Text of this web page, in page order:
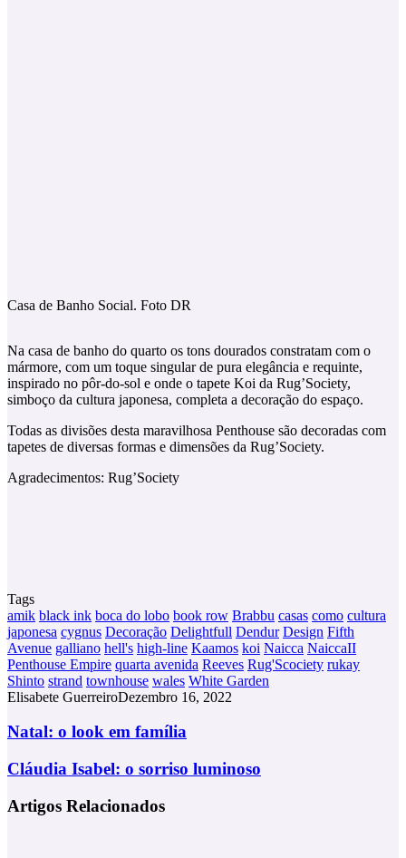
Casa de Banho Social. Foto DR
Na casa de banho do quarto os tons dourados constratam com o
mármore, com um toque singular de pura elegância e requinte,
inspirado no pôr-do-sol e onde o tapete Koi da Rug’Society,
simboço da cultura japonesa, completa a decoração do espaço.
Todas as divisões desta maravilhosa Penthouse são decoradas com
tapetes de diversas formas e dimensões da Rug’Society.
Agradecimentos: Rug’Society
Tags
amik black ink boca do lobo book row Brabbu casas como cultura
japonesa cygnus Decoração Delightfull Dendur Design Fifth
Avenue galliano hell's high-line Kaamos koi Naicca NaiccaII
Penthouse Empire quarta avenida Reeves Rug'Scociety rukay
Shinto strand townhouse wales White Garden
Elisabete GuerreiroDezembro 16, 2022
Natal:
look
em
Natal: o look em família
Cláudia
o
sorriso
Cláudia Isabel: o sorriso luminoso
Artigos Relacionados